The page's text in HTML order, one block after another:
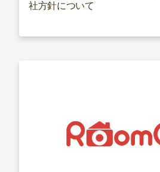
社方針について